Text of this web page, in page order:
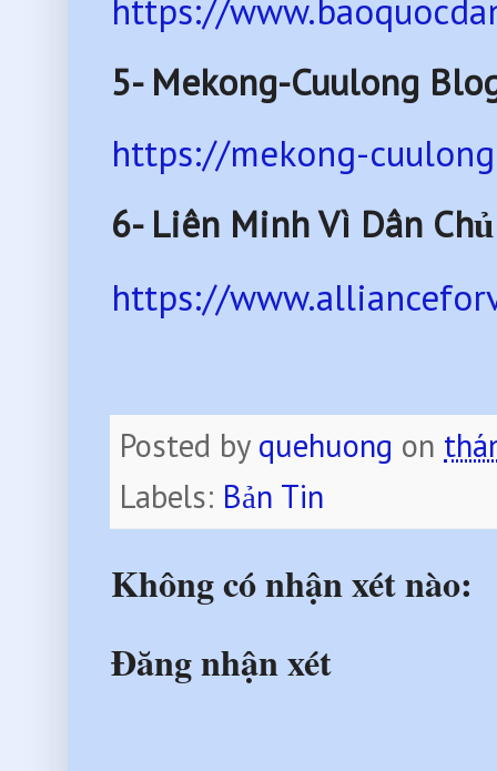
https://
5- Mekong-Cuulong
https://mekong-
6- Liên Minh Vì Dân
https://
Posted by quehuong on
Labels: Bản Tin
Không có nhận xét nào:
Đăng nhận xét